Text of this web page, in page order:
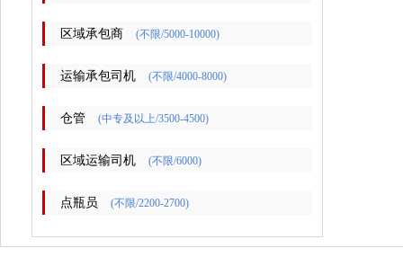
区域承包商 (不限/5000-10000)
运输承包司机 (不限/4000-8000)
仓管 (中专及以上/3500-4500)
区域运输司机 (不限/6000)
点瓶员 (不限/2200-2700)